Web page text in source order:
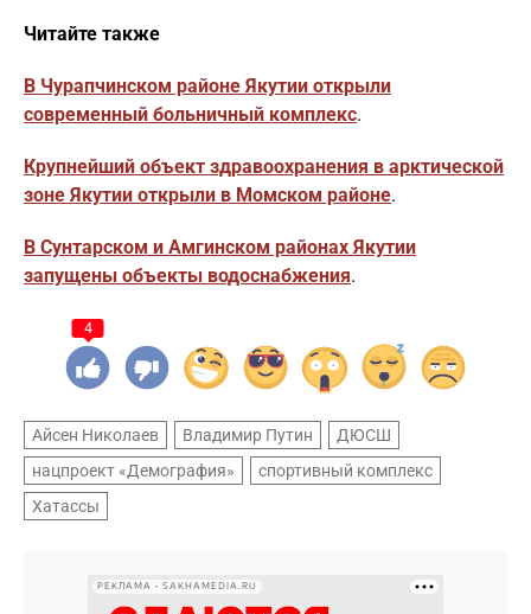
Читайте также
В Чурапчинском районе Якутии открыли
современный больничный комплекс.
Крупнейший объект здравоохранения в арктической
зоне Якутии открыли в Момском районе.
В Сунтарском и Амгинском районах Якутии
запущены объекты водоснабжения.
4
Айсен Николаев Владимир Путин
ДЮСШ
нацпроект «Демография»
спортивный комплекс
Хатассы
РЕКЛАМА • SAKHAMEDIA.RU